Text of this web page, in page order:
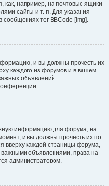
как, например, на почтовые ящики
сайты и т. п. Для указания
сообщениях тег BBCode [img].
и вы должны прочесть их
каждого из форумов и в вашем
объявлений
информацию для форума, на
и вы должны прочесть их по
вверху каждой страницы форума,
важными объявлениями, права на
администратором.